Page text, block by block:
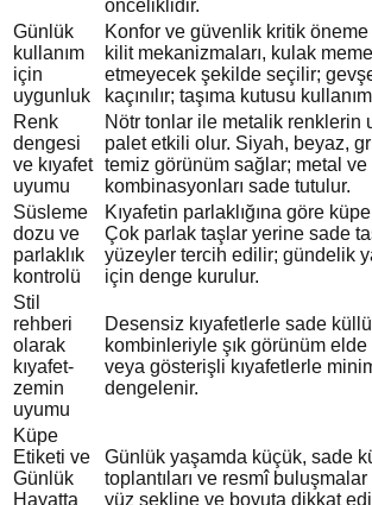
önceliklidir.
Günlük
kullanım
için
uygunluk
Konfor ve güvenlik kritik
kilit mekanizmaları, kulak
etmeyecek şekilde seçilir;
kaçınılır; taşıma kutusu
Renk
dengesi
ve kıyafet
uyumu
Nötr tonlar ile metalik renklerin
palet etkili olur. Siyah, beyaz,
temiz görünüm sağlar; metal ve
kombinasyonları sade tutulur.
Süsleme
dozu ve
parlaklık
kontrolü
Kıyafetin parlaklığına göre
Çok parlak taşlar yerine sade
yüzeyler tercih edilir; gündelik
için denge kurulur.
Stil
rehberi
olarak
kıyafet-
zemin
uyumu
Desensiz kıyafetlerle sade
kombinleriyle şık görünüm
veya gösterişli kıyafetlerle
dengelenir.
Küpe
Etiketi ve
Günlük
Hayatta
Günlük yaşamda küçük, sade
toplantıları ve resmî
yüz şekline ve boyuta dikkat